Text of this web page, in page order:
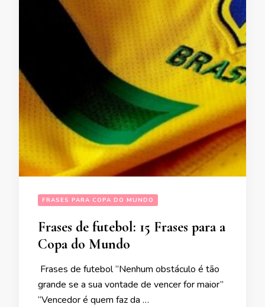
FRASES PARA COPA DO MUNDO
Frases de futebol: 15 Frases para a
Copa do Mundo
Frases de futebol “Nenhum obstáculo é tão
grande se a sua vontade de vencer for maior”
“Vencedor é quem faz da …